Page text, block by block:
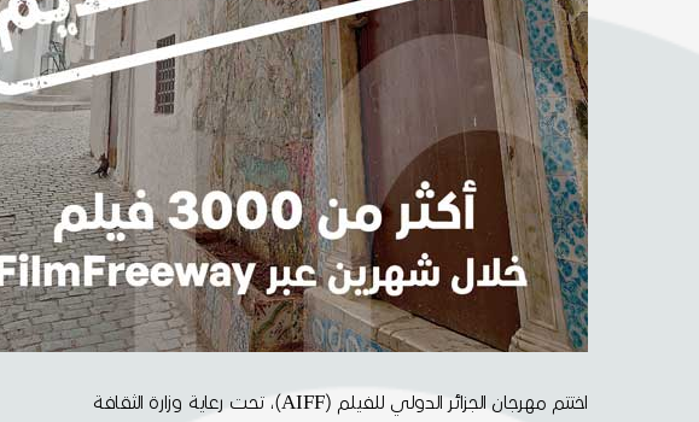
اختتم مهرجان الجزائر الدولي للفيلم (AIFF)، تحت رعاية وزارة الثقافة